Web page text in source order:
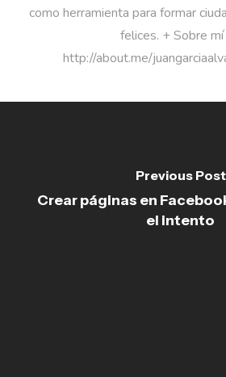
como herramienta para formar
felices. + Sobre mí
http://about.me/
Previous Post
Crear páginas en
el intento